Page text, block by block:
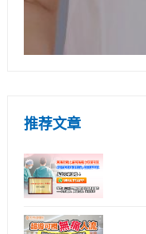
推荐文章